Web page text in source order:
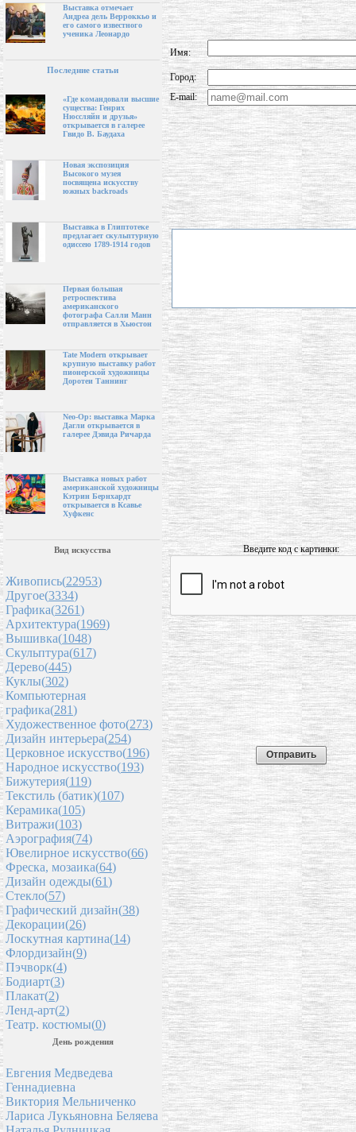
Выставка отмечает
Андреа дель Верроккьо и
его самого известного
ученика Леонардо
Последние статьи
«Где командовали высшие
существа: Генрих
Нюссляйн и друзья»
открывается в галерее
Гвидо В. Баудаха
Новая экспозиция
Высокого музея
посвящена искусству
южных backroads
Выставка в Глиптотеке
предлагает скульптурную
одиссею 1789-1914 годов
Первая большая
ретроспектива
американского
фотографа Салли Манн
отправляется в Хьюстон
Tate Modern открывает
крупную выставку работ
пионерской художницы
Доротеи Таннинг
Neo-Op: выставка Марка
Дагли открывается в
галерее Дэвида Ричарда
Выставка новых работ
американской художницы
Кэтрин Бернхардт
открывается в Ксавье
Хуфкенс
Вид искусства
Живопись(22953)
Другое(3334)
Графика(3261)
Архитектура(1969)
Вышивка(1048)
Скульптура(617)
Дерево(445)
Куклы(302)
Компьютерная
графика(281)
Художественное фото(273)
Дизайн интерьера(254)
Церковное искусство(196)
Народное искусство(193)
Бижутерия(119)
Текстиль (батик)(107)
Керамика(105)
Витражи(103)
Аэрография(74)
Ювелирное искусство(66)
Фреска, мозаика(64)
Дизайн одежды(61)
Стекло(57)
Графический дизайн(38)
Декорации(26)
Лоскутная картина(14)
Флордизайн(9)
Пэчворк(4)
Бодиарт(3)
Плакат(2)
Ленд-арт(2)
Театр. костюмы(0)
День рождения
Евгения Медведева
Геннадиевна
Виктория Мельниченко
Лариса Лукьяновна Беляева
Имя:
Город:
E-mail:
Введите код с картинки: